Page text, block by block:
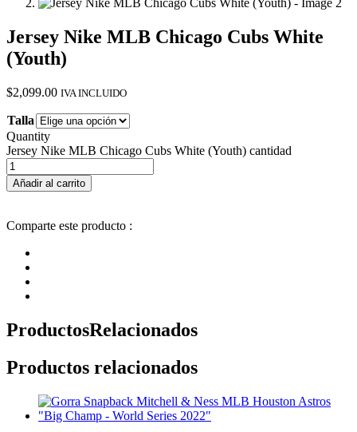
Jersey Nike MLB Chicago Cubs White
(Youth)
$2,099.00 IVA INCLUIDO
Talla
Quantity
Jersey Nike MLB Chicago Cubs White (Youth) cantidad
Añadir al carrito
Comparte este producto :
ProductosRelacionados
Productos relacionados